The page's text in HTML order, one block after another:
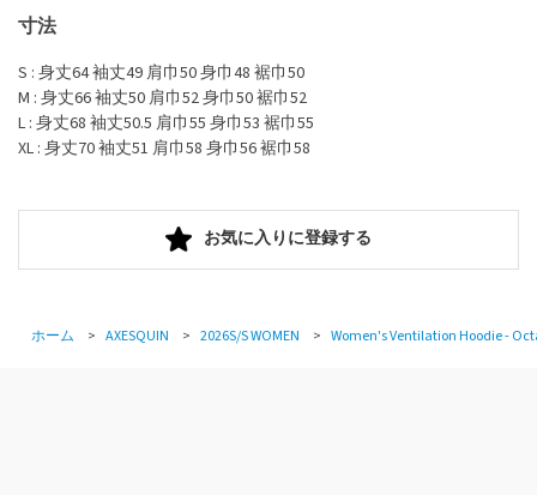
寸法
S : 身丈64 袖丈49 肩巾50 身巾48 裾巾50
M : 身丈66 袖丈50 肩巾52 身巾50 裾巾52
L : 身丈68 袖丈50.5 肩巾55 身巾53 裾巾55
XL : 身丈70 袖丈51 肩巾58 身巾56 裾巾58
お気に入りに登録する
ホーム > AXESQUIN > 2026S/S WOMEN > Women's Ventilation Hoodie -